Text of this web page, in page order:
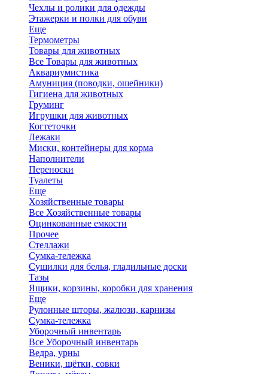
Чехлы и ролики для одежды
Этажерки и полки для обуви
Еще
Термометры
Товары для животных
Все Товары для животных
Аквариумистика
Амуниция (поводки, ошейники)
Гигиена для животных
Груминг
Игрушки для животных
Когтеточки
Лежаки
Миски, контейнеры для корма
Наполнители
Переноски
Туалеты
Еще
Хозяйственные товары
Все Хозяйственные товары
Оцинкованные емкости
Прочее
Стеллажи
Сумка-тележка
Сушилки для белья, гладильные доски
Тазы
Ящики, корзины, коробки для хранения
Еще
Рулонные шторы, жалюзи, карнизы
Сумка-тележка
Уборочный инвентарь
Все Уборочный инвентарь
Ведра, урны
Веники, щётки, совки